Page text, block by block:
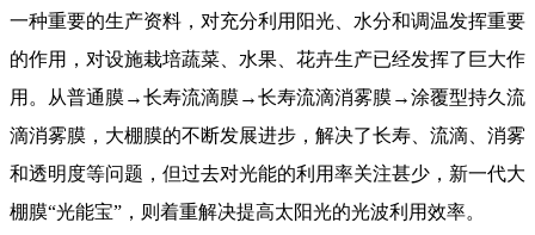
一种重要的生产资料，对充分利用阳光、水分和调温发挥重要
的作用，对设施栽培蔬菜、水果、花卉生产已经发挥了巨大作
用。从普通膜→长寿流滴膜→长寿流滴消雾膜→涂覆型持久流
滴消雾膜，大棚膜的不断发展进步，解决了长寿、流滴、消雾
和透明度等问题，但过去对光能的利用率关注甚少，新一代大
棚膜“光能宝”，则着重解决提高太阳光的光波利用效率。